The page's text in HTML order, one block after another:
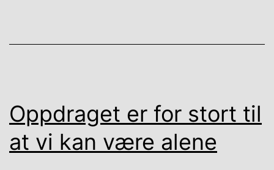
Oppdraget er for stort til
at vi kan være alene